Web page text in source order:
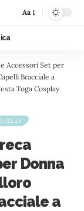
Aa
Accessori Set per
Bracciale a
Toga Cosplay
Donna
a